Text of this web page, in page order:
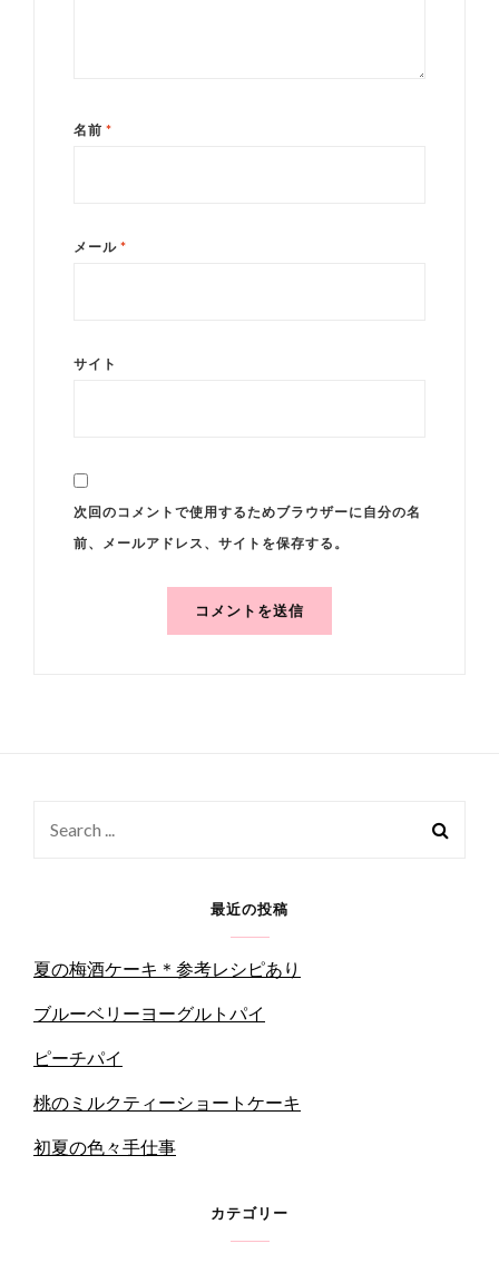
名前 *
メール *
サイト
次回のコメントで使用するためブラウザーに自分の名
前、メールアドレス、サイトを保存する。
最近の投稿
夏の梅酒ケーキ＊参考レシピあり
ブルーベリーヨーグルトパイ
ピーチパイ
桃のミルクティーショートケーキ
初夏の色々手仕事
カテゴリー